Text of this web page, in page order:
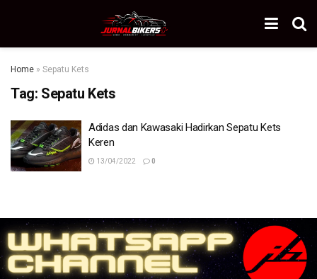
Home » Sepatu Kets
Tag: Sepatu Kets
Adidas dan Kawasaki Hadirkan Sepatu Kets
Keren
13/04/2022 0